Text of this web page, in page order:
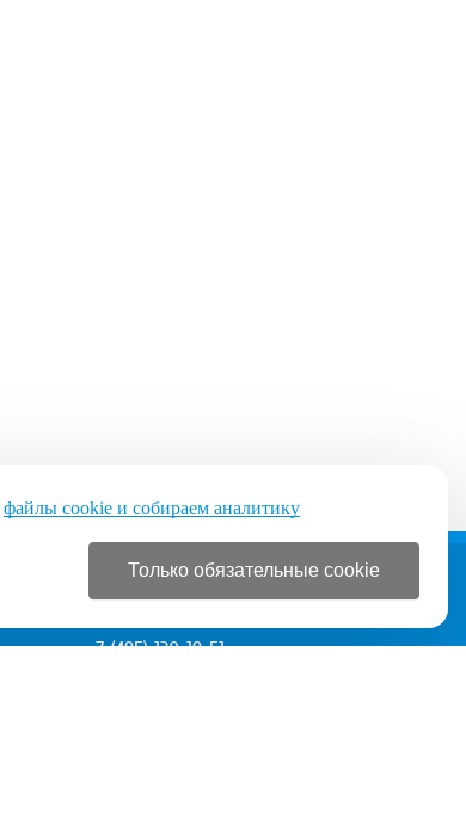
+7 (495) 120-19-51
файлы cookie и собираем аналитику
Только обязательные cookie